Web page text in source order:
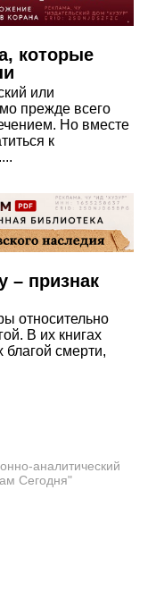
которые
или
прежде всего
Но вместе
к
– признак
относительно
В их книгах
благой смерти,
аналитический
Сегодня"